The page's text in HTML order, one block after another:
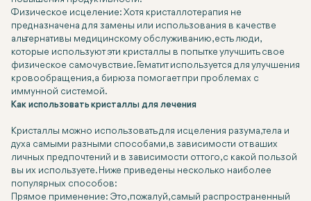
Физическое исцеление: Хотя кристаллотерапия не
предназначена для замены или использования в качестве
альтернативы медицинскому обслуживанию, есть люди,
которые используют эти кристаллы в попытке улучшить свое
физическое самочувствие. Гематит используется для улучшения
кровообращения, а бирюза помогает при проблемах с
иммунной системой.
Как использовать кристаллы для лечения
Кристаллы можно использовать для исцеления разума, тела и
духа самыми разными способами, в зависимости от ваших
личных предпочтений и в зависимости от того, с какой пользой
вы их используете. Ниже приведены несколько наиболее
популярных способов:
Прямое применение: Это, пожалуй, самый распространенный